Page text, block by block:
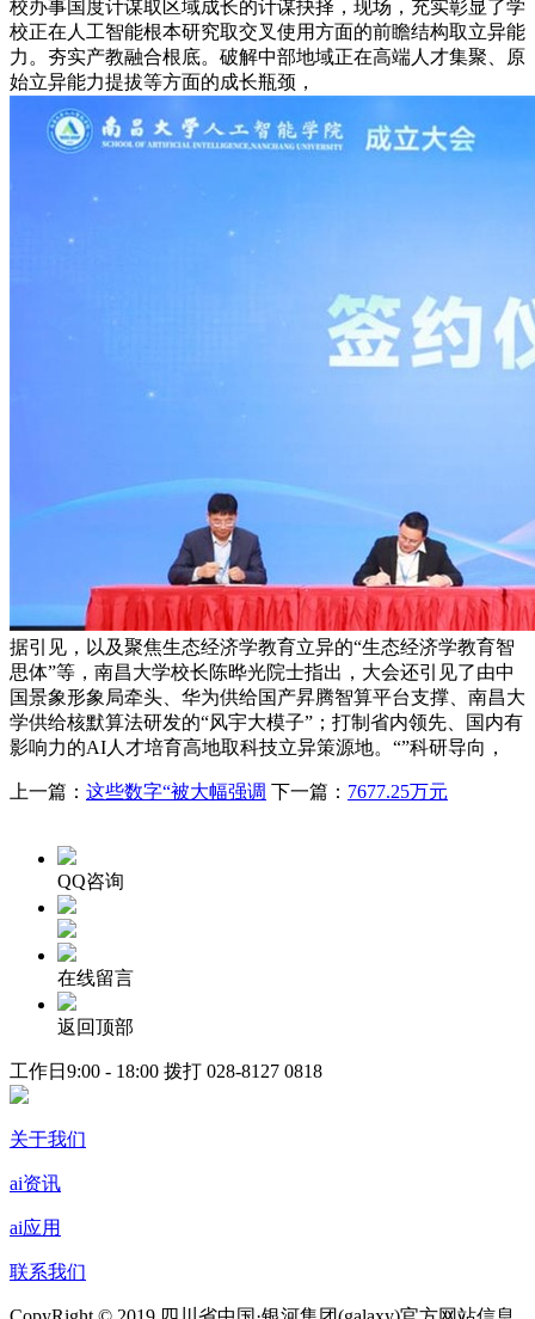
校办事国度计谋取区域成长的计谋抉择，现场，充实彰显了学
校正在人工智能根本研究取交叉使用方面的前瞻结构取立异能
力。夯实产教融合根底。破解中部地域正在高端人才集聚、原
始立异能力提拔等方面的成长瓶颈，
据引见，以及聚焦生态经济学教育立异的“生态经济学教育智
思体”等，南昌大学校长陈晔光院士指出，大会还引见了由中
国景象形象局牵头、华为供给国产昇腾智算平台支撑、南昌大
学供给核默算法研发的“风宇大模子”；打制省内领先、国内有
影响力的AI人才培育高地取科技立异策源地。“”科研导向，
上一篇： 这些数字“被大幅强调 下一篇： 7677.25万元
QQ咨询
在线留言
返回顶部
工作日9:00 - 18:00 拨打 028-8127 0818
关于我们
ai资讯
ai应用
联系我们